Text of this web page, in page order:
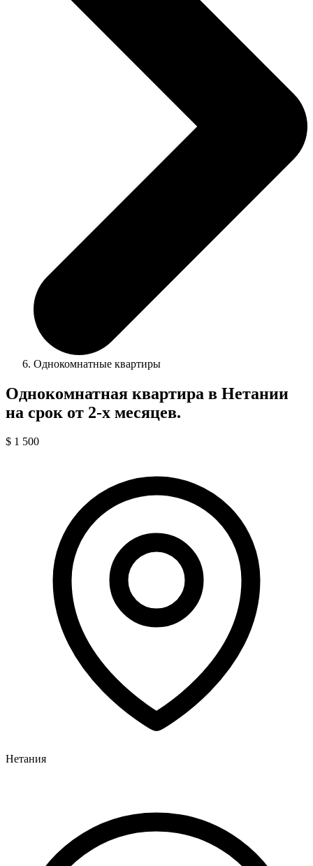
Однокомнатные квартиры
Однокомнатная квартира в Нетании
на срок от 2-х месяцев.
$ 1 500
Нетания